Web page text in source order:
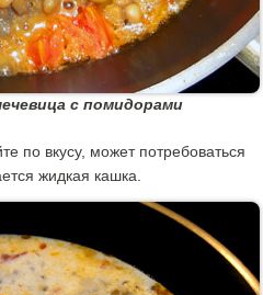
с помидорами
по вкусу, может потребоваться
жидкая кашка.